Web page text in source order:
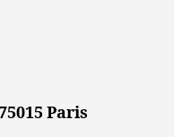
Paris